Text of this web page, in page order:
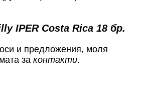
IPER Costa Rica 18 бр.
и предложения, моля
за контакти.